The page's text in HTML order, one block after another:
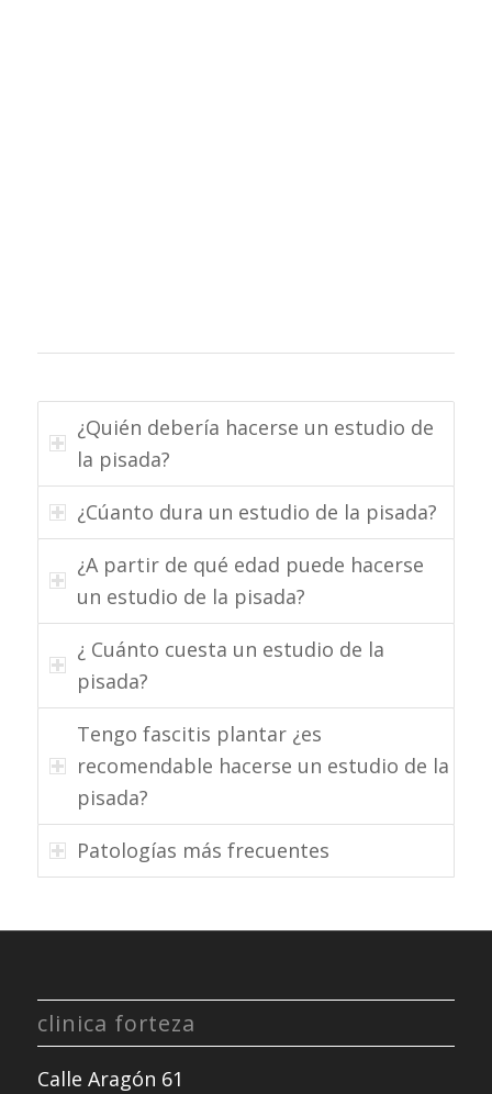
¿Quién debería hacerse un estudio de
la pisada?
¿Cúanto dura un estudio de la pisada?
¿A partir de qué edad puede hacerse
un estudio de la pisada?
¿ Cuánto cuesta un estudio de la
pisada?
Tengo fascitis plantar ¿es
recomendable hacerse un estudio de la
pisada?
Patologías más frecuentes
clinica forteza
Calle Aragón 61